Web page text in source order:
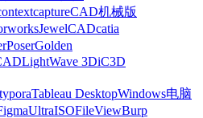
CAD机械版
JewelCADcatia
PoserGolden
LightWave 3DiC3D
typoraTableau DesktopWindows电脑
UltraISOFileViewBurp